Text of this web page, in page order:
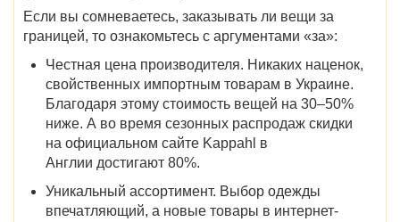
Если вы сомневаетесь, заказывать ли вещи за
границей, то ознакомьтесь с аргументами «за»:
Честная цена производителя. Никаких наценок,
свойственных импортным товарам в Украине.
Благодаря этому стоимость вещей на 30–50%
ниже. А во время сезонных распродаж скидки
на официальном сайте Kappahl в
Англии достигают 80%.
Уникальный ассортимент. Выбор одежды
впечатляющий, а новые товары в интернет-